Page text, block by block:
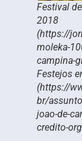
Festival
2018
(https://
moleka-
campina-
Festejos
(https://
br/
joao-de-
credito-